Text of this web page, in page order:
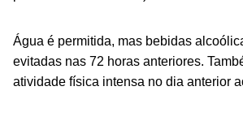
Água é permitida, mas bebidas
evitadas nas 72 horas anteriores.
atividade física intensa no dia anterior